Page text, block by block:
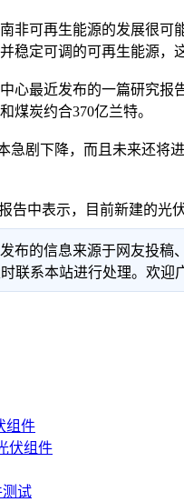
可再生能源的发展很可
稳定可调的可再生能源，
最近发布的一篇研究报
煤炭约合370亿兰特。
剧下降，而且未来还将
中表示，目前新建的光
布的信息来源于网友投
系本站进行处理。欢迎
组件
伏组件
试